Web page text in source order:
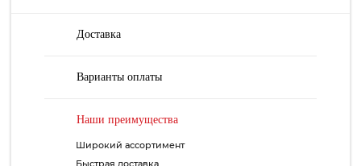
Доставка
Варианты оплаты
Наши преимущества
Широкий ассортимент
Быстрая доставка